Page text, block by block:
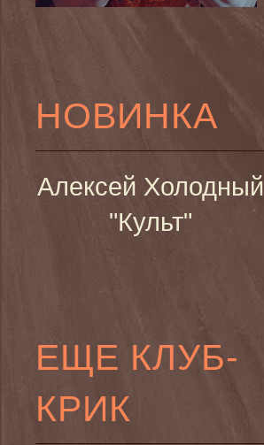
НОВИНКА
Алексей Холодный
"Культ"
ЕЩЕ КЛУБ-
КРИК